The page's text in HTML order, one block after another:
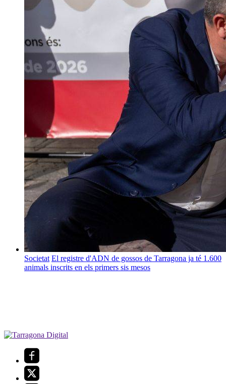
Societat El registre d'ADN de gossos de Tarragona ja té 1.600
animals inscrits en els primers sis mesos